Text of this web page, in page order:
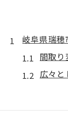
岐阜県瑞穂
間取
広々
バス
リラッ